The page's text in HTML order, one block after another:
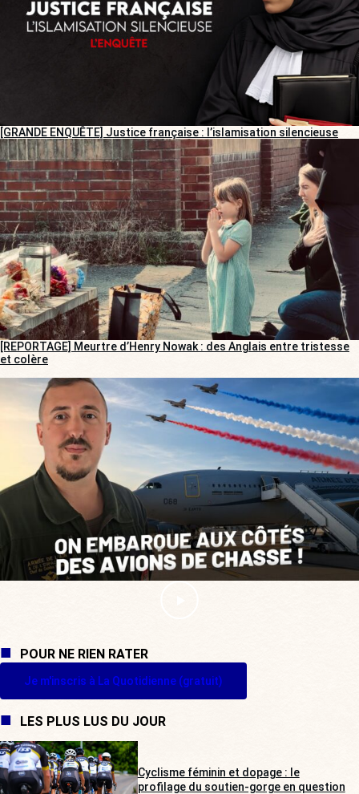
[GRANDE ENQUÊTE] Justice française : l’islamisation silencieuse
[REPORTAGE] Meurtre d’Henry Nowak : des Anglais entre tristesse
et colère
POUR NE RIEN RATER
Je m'inscris à La Quotidienne (gratuit)
LES PLUS LUS DU JOUR
Cyclisme féminin et dopage : le
profilage du soutien-gorge en question